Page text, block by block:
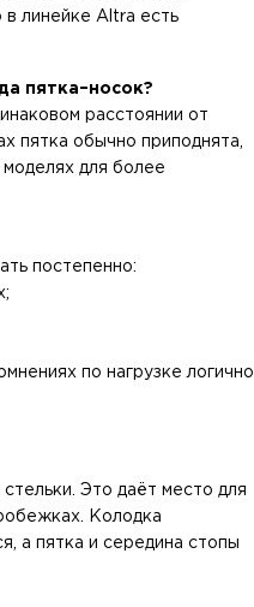
в линейке Altra есть
пятка–носок?
расстоянии от
пятка обычно приподнята,
для более
постепенно:
по нагрузке логично
Это даёт место для
Колодка
а пятка и середина стопы